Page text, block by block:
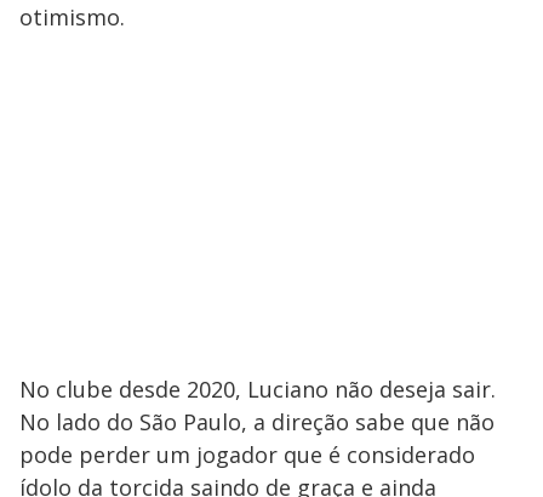
otimismo.
No clube desde 2020, Luciano não deseja sair.
No lado do São Paulo, a direção sabe que não
pode perder um jogador que é considerado
ídolo da torcida saindo de graça e ainda